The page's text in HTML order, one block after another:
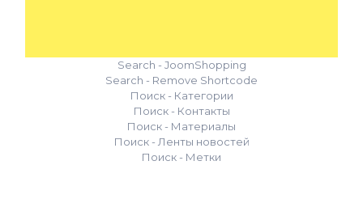
Search - JoomShopping
Search - Remove Shortcode
Поиск - Категории
Поиск - Контакты
Поиск - Материалы
Поиск - Ленты новостей
Поиск - Метки